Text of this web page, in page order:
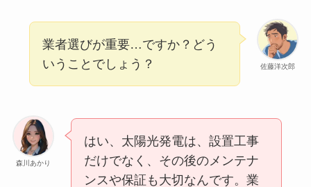
佐藤洋次郎
業者選びが重要…ですか？どう
いうことでしょう？
森川あかり
はい、太陽光発電は、設置工事
だけでなく、その後のメンテナ
ンスや保証も大切なんです。業